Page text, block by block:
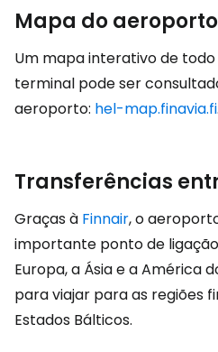
Mapa do aeroporto
Um mapa interativo de
terminal pode ser
aeroporto: hel-map.finavia.fi.
Transferências
Graças à Finnair, o
importante ponto de
Europa, a Ásia e a América
para viajar para as regiões
Estados Bálticos.